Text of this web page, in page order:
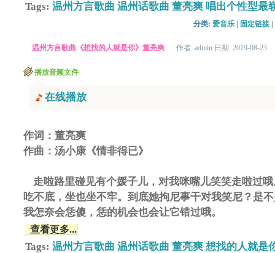
Tags: 温州方言歌曲 温州话歌曲 董亮爽 唱出个性型最
分类: 爱音乐 固定链接
温州方言歌曲《想找的人就是你》董亮爽 作者: admin 日期: 2019-08-23
播放音频文件
在线播放
作词：董亮爽
作曲：汤小康《情非得已》
走啦路里碰见有个媛子儿，对我咪嘴儿笑笑走啦过
吃不底，坐也坐不牢。到底她拘尼事干对我笑尼？是
我怎奈会恁傻，恁的机会也会让它错过哦。
查看更多...
Tags: 温州方言歌曲 温州话歌曲 董亮爽 想找的人就是